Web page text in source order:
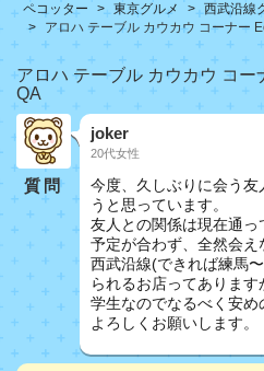
ペコッター 東京グルメ
西武沿線
アロハ テーブル カウカウ コーナー
アロハ テーブル カウカウ コー
QA
質問
joker
20代女性
今度、久しぶりに会う友
うと思っています。
友人との関係は現在通
予定が合わず、全然会え
西武沿線(できれば練馬
られるお店ってあります
学生なのでなるべく安め
よろしくお願いします。